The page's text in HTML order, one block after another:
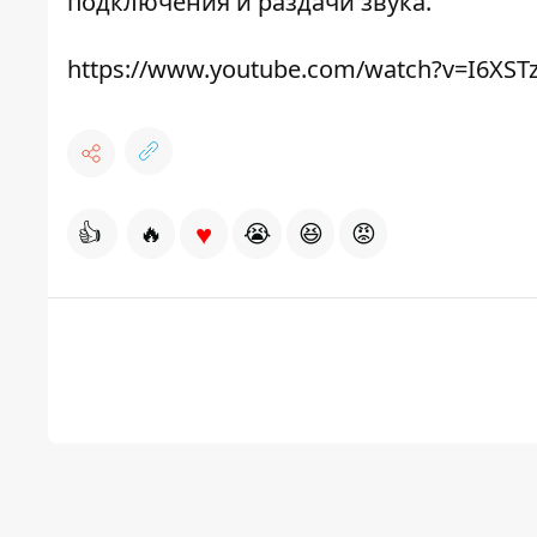
https://www.youtube.com/
👍 🔥 ♥ 😭 😆 😡